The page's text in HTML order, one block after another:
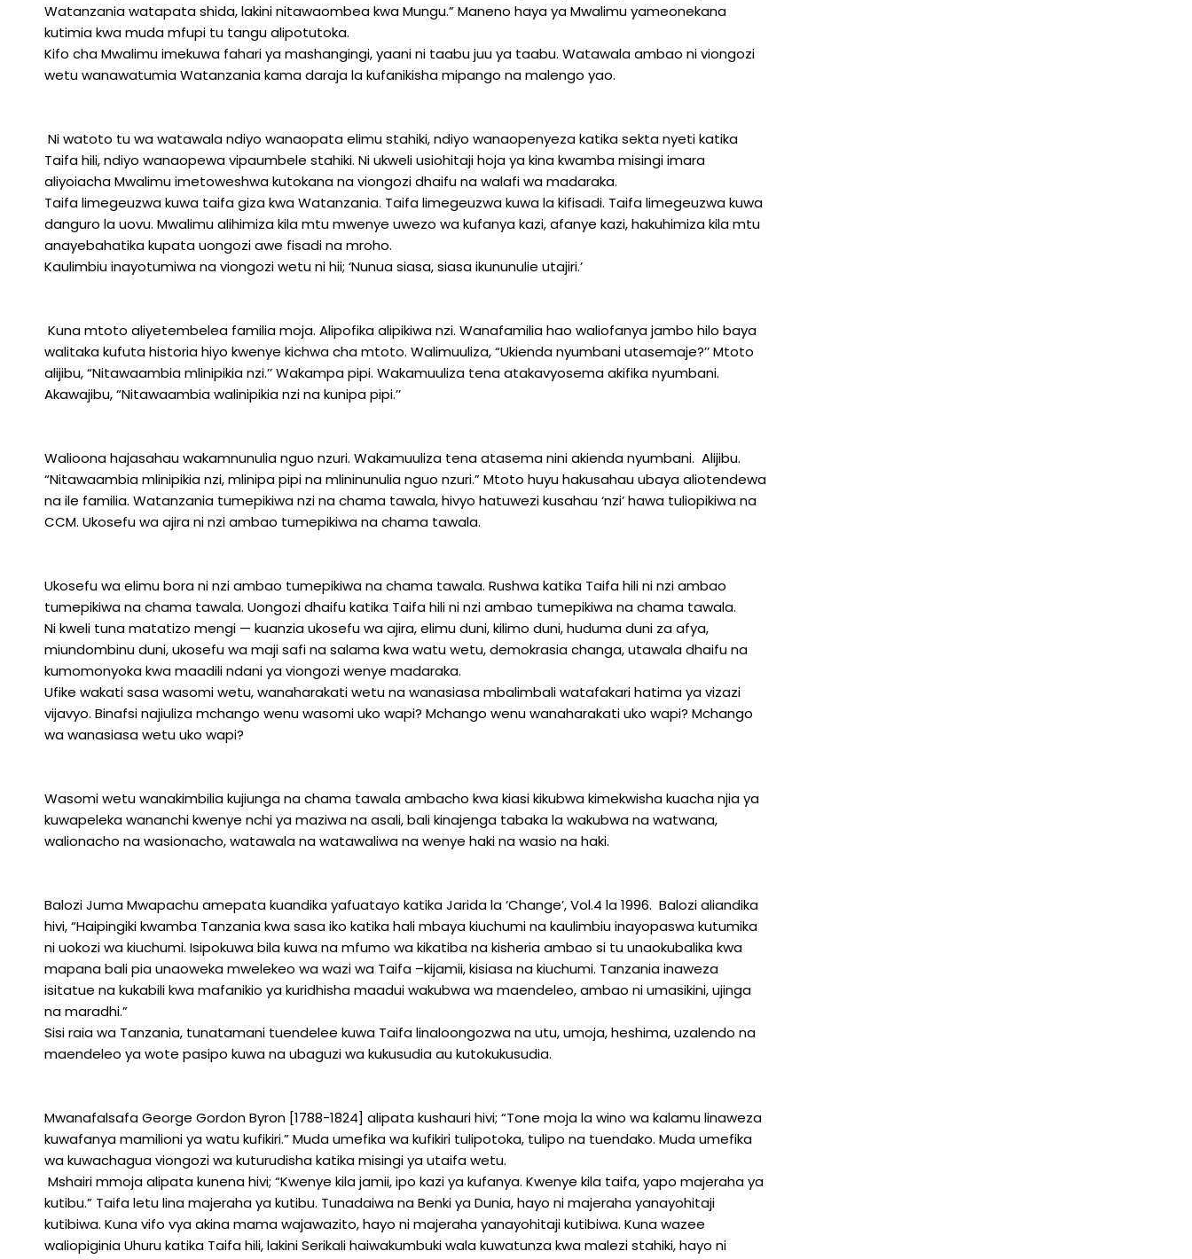
Watanzania watapata shida, lakini nitawaombea kwa Mungu.” Maneno haya ya Mwalimu yameonekana
kutimia kwa muda mfupi tu tangu alipotutoka.
Kifo cha Mwalimu imekuwa fahari ya mashangingi, yaani ni taabu juu ya taabu. Watawala ambao ni viongozi
wetu wanawatumia Watanzania kama daraja la kufanikisha mipango na malengo yao.
Ni watoto tu wa watawala ndiyo wanaopata elimu stahiki, ndiyo wanaopenyeza katika sekta nyeti katika
Taifa hili, ndiyo wanaopewa vipaumbele stahiki. Ni ukweli usiohitaji hoja ya kina kwamba misingi imara
aliyoiacha Mwalimu imetoweshwa kutokana na viongozi dhaifu na walafi wa madaraka.
Taifa limegeuzwa kuwa taifa giza kwa Watanzania. Taifa limegeuzwa kuwa la kifisadi. Taifa limegeuzwa kuwa
danguro la uovu. Mwalimu alihimiza kila mtu mwenye uwezo wa kufanya kazi, afanye kazi, hakuhimiza kila mtu
anayebahatika kupata uongozi awe fisadi na mroho.
Kaulimbiu inayotumiwa na viongozi wetu ni hii; ‘Nunua siasa, siasa ikununulie utajiri.’
Kuna mtoto aliyetembelea familia moja. Alipofika alipikiwa nzi. Wanafamilia hao waliofanya jambo hilo baya
walitaka kufuta historia hiyo kwenye kichwa cha mtoto. Walimuuliza, “Ukienda nyumbani utasemaje?’’ Mtoto
alijibu, “Nitawaambia mlinipikia nzi.’’ Wakampa pipi. Wakamuuliza tena atakavyosema akifika nyumbani.
Akawajibu, “Nitawaambia walinipikia nzi na kunipa pipi.’’
Walioona hajasahau wakamnunulia nguo nzuri. Wakamuuliza tena atasema nini akienda nyumbani. Alijibu.
“Nitawaambia mlinipikia nzi, mlinipa pipi na mlininunulia nguo nzuri.” Mtoto huyu hakusahau ubaya aliotendewa
na ile familia. Watanzania tumepikiwa nzi na chama tawala, hivyo hatuwezi kusahau ‘nzi’ hawa tuliopikiwa na
CCM. Ukosefu wa ajira ni nzi ambao tumepikiwa na chama tawala.
Ukosefu wa elimu bora ni nzi ambao tumepikiwa na chama tawala. Rushwa katika Taifa hili ni nzi ambao
tumepikiwa na chama tawala. Uongozi dhaifu katika Taifa hili ni nzi ambao tumepikiwa na chama tawala.
Ni kweli tuna matatizo mengi — kuanzia ukosefu wa ajira, elimu duni, kilimo duni, huduma duni za afya,
miundombinu duni, ukosefu wa maji safi na salama kwa watu wetu, demokrasia changa, utawala dhaifu na
kumomonyoka kwa maadili ndani ya viongozi wenye madaraka.
Ufike wakati sasa wasomi wetu, wanaharakati wetu na wanasiasa mbalimbali watafakari hatima ya vizazi
vijavyo. Binafsi najiuliza mchango wenu wasomi uko wapi? Mchango wenu wanaharakati uko wapi? Mchango
wa wanasiasa wetu uko wapi?
Wasomi wetu wanakimbilia kujiunga na chama tawala ambacho kwa kiasi kikubwa kimekwisha kuacha njia ya
kuwapeleka wananchi kwenye nchi ya maziwa na asali, bali kinajenga tabaka la wakubwa na watwana,
walionacho na wasionacho, watawala na watawaliwa na wenye haki na wasio na haki.
Balozi Juma Mwapachu amepata kuandika yafuatayo katika Jarida la ‘Change’, Vol.4 la 1996. Balozi aliandika
hivi, “Haipingiki kwamba Tanzania kwa sasa iko katika hali mbaya kiuchumi na kaulimbiu inayopaswa kutumika
ni uokozi wa kiuchumi. Isipokuwa bila kuwa na mfumo wa kikatiba na kisheria ambao si tu unaokubalika kwa
mapana bali pia unaoweka mwelekeo wa wazi wa Taifa –kijamii, kisiasa na kiuchumi. Tanzania inaweza
isitatue na kukabili kwa mafanikio ya kuridhisha maadui wakubwa wa maendeleo, ambao ni umasikini, ujinga
na maradhi.”
Sisi raia wa Tanzania, tunatamani tuendelee kuwa Taifa linaloongozwa na utu, umoja, heshima, uzalendo na
maendeleo ya wote pasipo kuwa na ubaguzi wa kukusudia au kutokukusudia.
Mwanafalsafa George Gordon Byron [1788-1824] alipata kushauri hivi; “Tone moja la wino wa kalamu linaweza
kuwafanya mamilioni ya watu kufikiri.” Muda umefika wa kufikiri tulipotoka, tulipo na tuendako. Muda umefika
wa kuwachagua viongozi wa kuturudisha katika misingi ya utaifa wetu.
Mshairi mmoja alipata kunena hivi; “Kwenye kila jamii, ipo kazi ya kufanya. Kwenye kila taifa, yapo majeraha ya
kutibu.” Taifa letu lina majeraha ya kutibu. Tunadaiwa na Benki ya Dunia, hayo ni majeraha yanayohitaji
kutibiwa. Kuna vifo vya akina mama wajawazito, hayo ni majeraha yanayohitaji kutibiwa. Kuna wazee
waliopiginia Uhuru katika Taifa hili, lakini Serikali haiwakumbuki wala kuwatunza kwa malezi stahiki, hayo ni